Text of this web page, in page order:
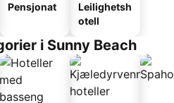
Pensjonat
Leilighetsh
otell
i Sunny Beach